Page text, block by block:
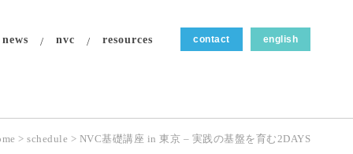
news nvc resources contact english
>schedule > NVC基礎講座 in 東京 – 実践の基盤を育む2DAYS